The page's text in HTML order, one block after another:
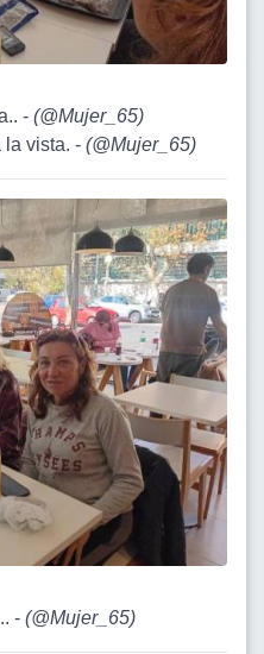
- (@Mujer_65)
la vista. - (@Mujer_65)
- (@Mujer_65)